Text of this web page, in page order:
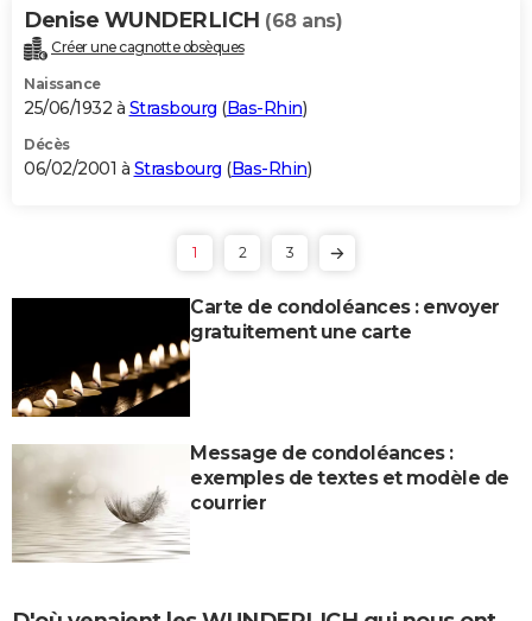
Denise WUNDERLICH (68 ans)
Créer une cagnotte obsèques
Naissance
25/06/1932 à Strasbourg (Bas-Rhin)
Décès
06/02/2001 à Strasbourg (Bas-Rhin)
1 2 3
Carte de condoléances : envoyer
gratuitement une carte
Message de condoléances :
exemples de textes et modèle de
courrier